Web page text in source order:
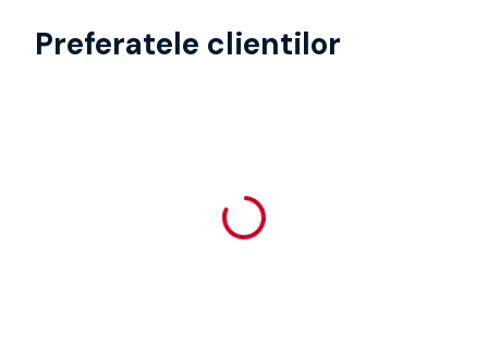
Preferatele clientilor